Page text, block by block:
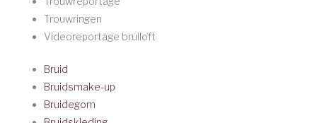
Trouwringen
Videoreportage bruiloft
Bruid
Bruidsmake-up
Bruidegom